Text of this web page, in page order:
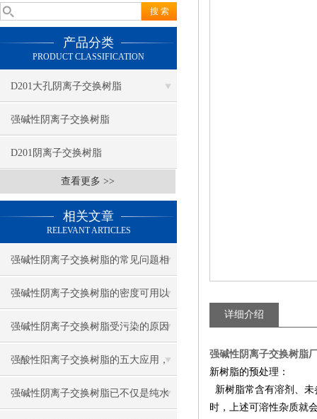
产品分类
PRODUCT CLASSIFICATION
D201大孔阴离子交换树脂
强碱性阴离子交换树脂
D201阴离子交换树脂
查看更多 >>
相关文章
RELEVANT ARTICLES
强碱性阴离子交换树脂的常见问题相
应解决方法分享
强碱性阴离子交换树脂的密度可用以
下方法表示
强碱性阴离子交换树脂受污染的原因
有哪些
强酸性阳离子交换树脂的五大应用，
你知道吗？
强碱性阴离子交换树脂已不仅是纯水
详细介绍
强碱性阴离子交换树脂
新树脂的预处理：
新树脂常含有溶剂、
时，上述可溶性杂质就